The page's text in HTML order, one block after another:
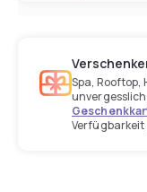
Spa, Rooftop,
Verfügbarkeit